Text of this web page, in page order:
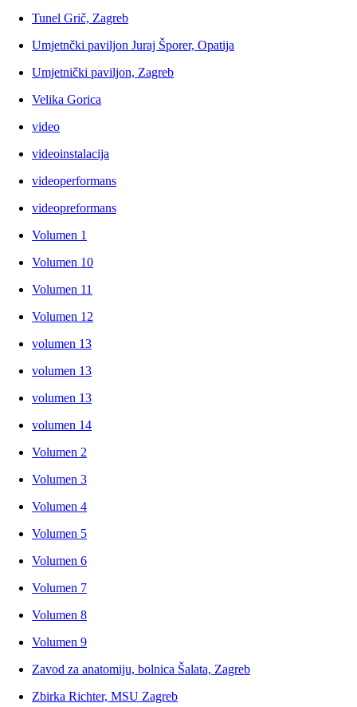
Tunel Grič, Zagreb
Umjetnčki paviljon Juraj Šporer, Opatija
Umjetnički paviljon, Zagreb
Velika Gorica
video
videoinstalacija
videoperformans
videopreformans
Volumen 1
Volumen 10
Volumen 11
Volumen 12
volumen 13
volumen 13
volumen 13
volumen 14
Volumen 2
Volumen 3
Volumen 4
Volumen 5
Volumen 6
Volumen 7
Volumen 8
Volumen 9
Zavod za anatomiju, bolnica Šalata, Zagreb
Zbirka Richter, MSU Zagreb